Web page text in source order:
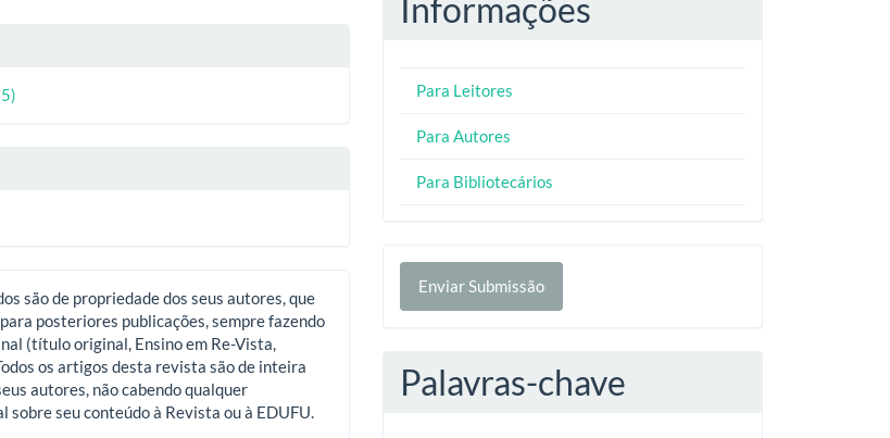
são de propriedade dos seus autores, que
posteriores publicações, sempre fazendo
(título original, Ensino em Re-Vista,
os artigos desta revista são de inteira
autores, não cabendo qualquer
sobre seu conteúdo à Revista ou à EDUFU.
Informações
Para Leitores
Para Autores
Para Bibliotecários
Enviar
Submissão
Enviar Submissão
Palavras-chave